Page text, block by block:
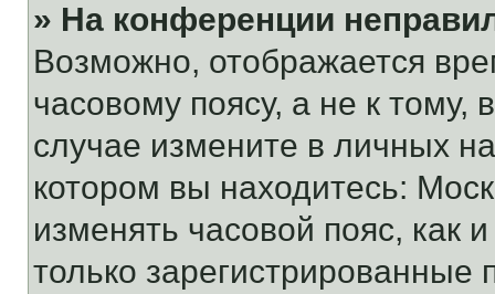
» На конференции
Возможно, отображается
часовому поясу, а не к тому,
случае измените в личных
котором вы находитесь:
изменять часовой пояс, как
только